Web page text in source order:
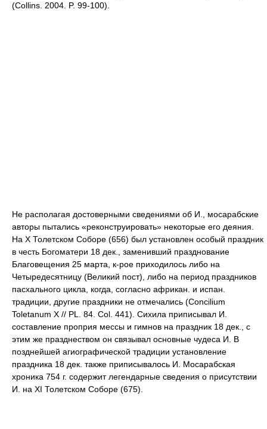
(Collins. 2004. P. 99-100).
Не располагая достоверными сведениями об И., мосарабские
авторы пытались «реконструировать» некоторые его деяния.
На X Толетском Соборе (656) был установлен особый праздник
в честь Богоматери 18 дек., заменивший празднование
Благовещения 25 марта, к-рое приходилось либо на
Четыредесятницу (Великий пост), либо на период праздников
пасхального цикла, когда, согласно африкан. и испан.
традиции, другие праздники не отмечались (Concilium
Toletanum X // PL. 84. Col. 441). Сихила приписывал И.
составление проприя мессы и гимнов на праздник 18 дек., с
этим же празднеством он связывал основные чудеса И. В
позднейшей агиографической традиции установление
праздника 18 дек. также приписывалось И. Мосарабская
хроника 754 г. содержит легендарные сведения о присутствии
И. на XI Толетском Соборе (675).